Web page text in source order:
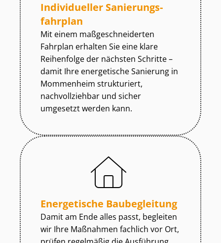
Individueller Sa­nie­rungs­
fahr­plan
Mit einem maß­ge­schnei­der­ten
Fahrplan erhalten Sie eine klare
Reihenfolge der nächsten Schritte –
damit Ihre energetische Sanierung in
Mommenheim strukturiert,
nachvollziehbar und sicher
umgesetzt werden kann.
Energetische Baubegleitung
Damit am Ende alles passt, begleiten
wir Ihre Maßnahmen fachlich vor Ort,